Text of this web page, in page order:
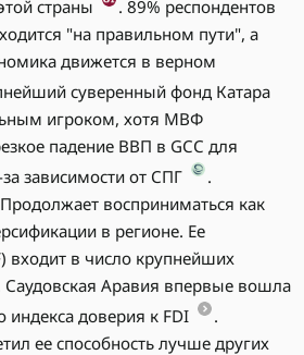
страны
. 89% респондентов
"на правильном пути", а
движется в верном
суверенный фонд Катара
игроком, хотя МВФ
падение ВВП в GCC для
зависимости от СПГ
.
Продолжает восприниматься как
в регионе. Ее
входит в число крупнейших
Аравия впервые вошла
индекса доверия к FDI
.
ее способность лучше других